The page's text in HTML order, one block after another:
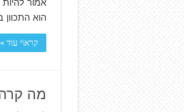
הוא
קרא\י עוד »
מה